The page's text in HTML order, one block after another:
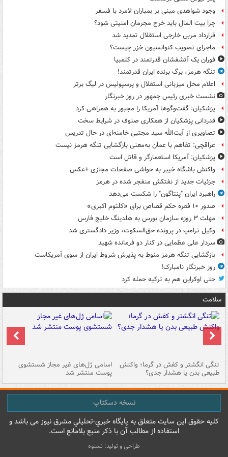
وجود شواهدی مبنی بر بمباران لامرد با فسفر
چرا بیت المال باید خرج مجرمان امنیتی شود؟
قرارداد مربی خارجی استقلال تمدید شد
ماجرای تصویب کنوانسیون خزر چیست؟
فوران یک آتشفشان قدرتمند در کلمبیا
تنگه هرمز، برگ برنده ایران قدرتمند!
اعلام محل میزبانی استقلال و پرسپولیس در لیگ برتر
نشست خبری رئیس جمهور در روز خبرنگار
پزشکیان: گفت‌وگوها آمریکا را مجبور به همراهی کرد
قدردانی پزشکیان از همکاری صنوف در شرایط سخت
تصاویری از آیت‌الله سید مجتبی خامنه‌ای در حال تدریس
عراقچی: تفاهم با عمان به‌معنی بازگشایی تنگه هرمز نیست
پزشکیان: آمریکا استعمارگر و قاتل است
واکنش باشگاه خیبر به حواشی صفحات مجازی +عکس
جزئیات جدید از نفتکش منفجر شده در هرمز
راهبرد ایران "پنتاگون" را شکست می‌دهد
صدور ۱۰ فقره حکم قصاص برای «کلثوم اکبری»
مهلت ۳ روزه سازمان بورس به هلدینگ خلیج فارس
وکیل ترامپ در پرونده حق‌السکوت، وزیر دادگستری شد
سردار علی عظمایی در کنار دو فرمانده شهید
بازگشایی تنگه هرمز منوط به پذیرش شروط ایران از سوی آمریکاست
روز خبرنگار نامبارک!
حتی اوکراین هم به ترکیه حمله کرد
سلامت
تنگی انگشتر و کفش در گرما؛ واکنش
طبیعی بدن یا هشدار جدی؟
اسامی ژل‌های غیر مجاز شستشوی
پوست منتشر شد
نسخه دسکتاپ
کليه حقوق اين سايت متعلق به پایگاه خبري-تحليلي مشرق نيوز می باشد و
استفاده از مطالب آن با ذکر منبع بلامانع است.
طراحی و تولید: نستوه